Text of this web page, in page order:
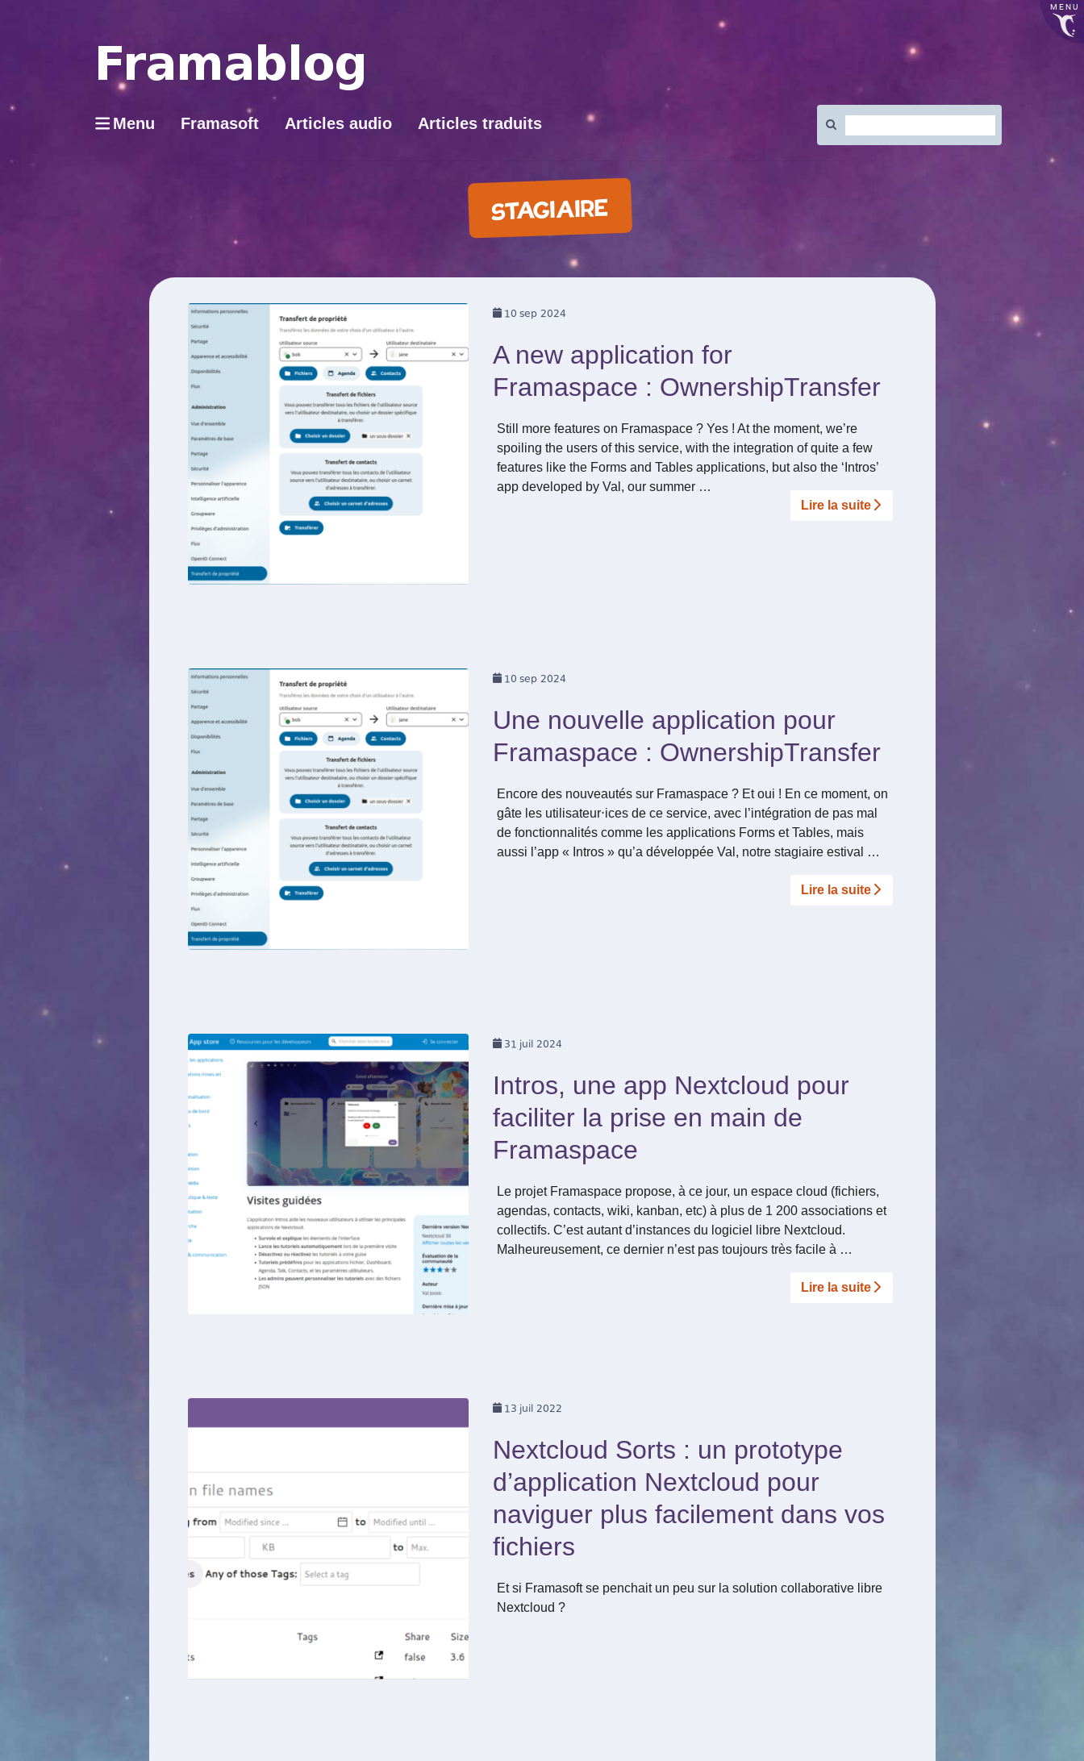
MENU
Menu Framasoft Articles audio Articles traduits
:
STAGIAIRE
10 sep 2024
A new application for
Framaspace : OwnershipTransfer
Still more features on Framaspace ? Yes ! At the moment, we’re
spoiling the users of this service, with the integration of quite a few
features like the Forms and Tables applications, but also the ‘Intros’
app developed by Val, our summer …
Lire la suite­­
10 sep 2024
Une nouvelle application pour
Framaspace : OwnershipTransfer
Encore des nouveautés sur Framaspace ? Et oui ! En ce moment, on
gâte les utilisateur⋅ices de ce service, avec l’intégration de pas mal
de fonctionnalités comme les applications Forms et Tables, mais
aussi l’app « Intros » qu’a développée Val, notre stagiaire estival …
Lire la suite­­
31 juil 2024
Intros, une app Nextcloud pour
faciliter la prise en main de
Framaspace
Le projet Framaspace propose, à ce jour, un espace cloud (fichiers,
agendas, contacts, wiki, kanban, etc) à plus de 1 200 associations et
collectifs. C’est autant d’instances du logiciel libre Nextcloud.
Malheureusement, ce dernier n’est pas toujours très facile à …
Lire la suite­­
13 juil 2022
Nextcloud Sorts : un prototype
d’application Nextcloud pour
naviguer plus facilement dans vos
fichiers
Et si Framasoft se penchait un peu sur la solution collaborative libre
Nextcloud ?